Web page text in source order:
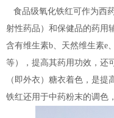
食品级氧化铁红可作为西
射性药品）和保健品的药用
含有维生素b、天然维生素e
等），提高其药用功效，还
（即外衣）糖衣着色，是
铁红还用于中药粉末的调色